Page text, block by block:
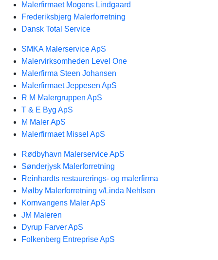
Malerfirmaet Mogens Lindgaard
Frederiksbjerg Malerforretning
Dansk Total Service
SMKA Malerservice ApS
Malervirksomheden Level One
Malerfirma Steen Johansen
Malerfirmaet Jeppesen ApS
R M Malergruppen ApS
T & E Byg ApS
M Maler ApS
Malerfirmaet Missel ApS
Rødbyhavn Malerservice ApS
Sønderjysk Malerforretning
Reinhardts restaurerings- og malerfirma
Mølby Malerforretning v/Linda Nehlsen
Kornvangens Maler ApS
JM Maleren
Dyrup Farver ApS
Folkenberg Entreprise ApS